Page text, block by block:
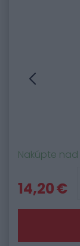
Nakúpte nad
14,20 €